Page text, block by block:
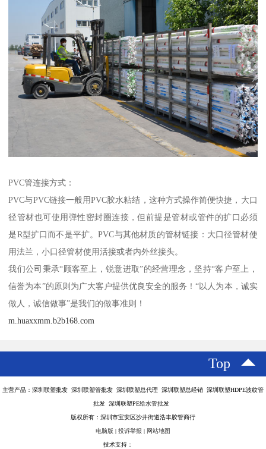
PVC管连接方式：
PVC与PVC链接一般用PVC胶水粘结，这种方式操作简便快捷，大口
径管材也可使用弹性密封圈连接，但前提是管材或管件的扩口必须
是R型扩口而不是平扩。PVC与其他材质的管材链接：大口径管材使
用法兰，小口径管材使用活接或者内外丝接头。
我们公司秉承“顾客至上，锐意进取”的经营理念，坚持“客户至上，
信誉为本”的原则为广大客户提供优良安全的服务！“以人为本，诚实
做人，诚信做事”是我们的做事准则！
m.huaxxmm.b2b168.com
Top
主营产品：深圳联塑批发 深圳联塑管批发 深圳联塑总代理 深圳联塑总经销 深圳联塑HDPE波纹管
批发 深圳联塑PE给水管批发
版权所有：深圳市宝安区沙井街道浩丰胶管商行
电脑版 | 投诉举报 | 网站地图
技术支持：